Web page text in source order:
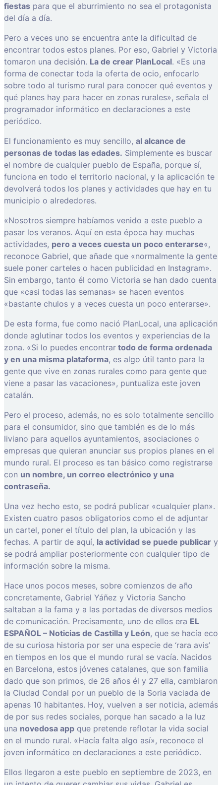
fiestas para que el aburrimiento no sea el protagonista
del día a día.
Pero a veces uno se encuentra ante la dificultad de
encontrar todos estos planes. Por eso, Gabriel y Victoria
tomaron una decisión. La de crear PlanLocal. «Es una
forma de conectar toda la oferta de ocio, enfocarlo
sobre todo al turismo rural para conocer qué eventos y
qué planes hay para hacer en zonas rurales», señala el
programador informático en declaraciones a este
periódico.
El funcionamiento es muy sencillo, al alcance de
personas de todas las edades. Simplemente es buscar
el nombre de cualquier pueblo de España, porque sí,
funciona en todo el territorio nacional, y la aplicación te
devolverá todos los planes y actividades que hay en tu
municipio o alrededores.
«Nosotros siempre habíamos venido a este pueblo a
pasar los veranos. Aquí en esta época hay muchas
actividades, pero a veces cuesta un poco enterarse«,
reconoce Gabriel, que añade que «normalmente la gente
suele poner carteles o hacen publicidad en Instagram».
Sin embargo, tanto él como Victoria se han dado cuenta
que «casi todas las semanas» se hacen eventos
«bastante chulos y a veces cuesta un poco enterarse».
De esta forma, fue como nació PlanLocal, una aplicación
donde aglutinar todos los eventos y experiencias de la
zona. «Si lo puedes encontrar todo de forma ordenada
y en una misma plataforma, es algo útil tanto para la
gente que vive en zonas rurales como para gente que
viene a pasar las vacaciones», puntualiza este joven
catalán.
Pero el proceso, además, no es solo totalmente sencillo
para el consumidor, sino que también es de lo más
liviano para aquellos ayuntamientos, asociaciones o
empresas que quieran anunciar sus propios planes en el
mundo rural. El proceso es tan básico como registrarse
con un nombre, un correo electrónico y una
contraseña.
Una vez hecho esto, se podrá publicar «cualquier plan».
Existen cuatro pasos obligatorios como el de adjuntar
un cartel, poner el título del plan, la ubicación y las
fechas. A partir de aquí, la actividad se puede publicar y
se podrá ampliar posteriormente con cualquier tipo de
información sobre la misma.
Hace unos pocos meses, sobre comienzos de año
concretamente, Gabriel Yáñez y Victoria Sancho
saltaban a la fama y a las portadas de diversos medios
de comunicación. Precisamente, uno de ellos era EL
ESPAÑOL – Noticias de Castilla y León, que se hacía eco
de su curiosa historia por ser una especie de ‘rara avis’
en tiempos en los que el mundo rural se vacía. Nacidos
en Barcelona, estos jóvenes catalanes, que son familia
dado que son primos, de 26 años él y 27 ella, cambiaron
la Ciudad Condal por un pueblo de la Soria vaciada de
apenas 10 habitantes. Hoy, vuelven a ser noticia, además
de por sus redes sociales, porque han sacado a la luz
una novedosa app que pretende reflotar la vida social
en el mundo rural. «Hacía falta algo así», reconoce el
joven informático en declaraciones a este periódico.
Ellos llegaron a este pueblo en septiembre de 2023, en